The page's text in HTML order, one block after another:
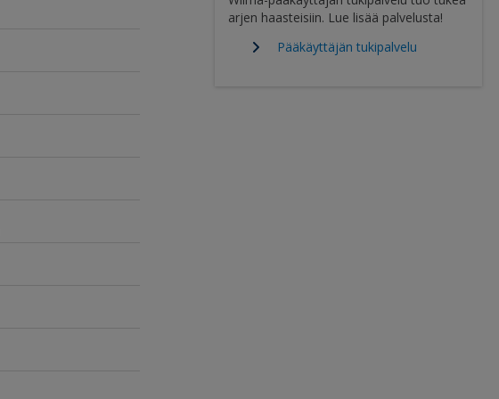
arjen haasteisiin. Lue lisää palvelusta!
Pääkäyttäjän tukipalvelu